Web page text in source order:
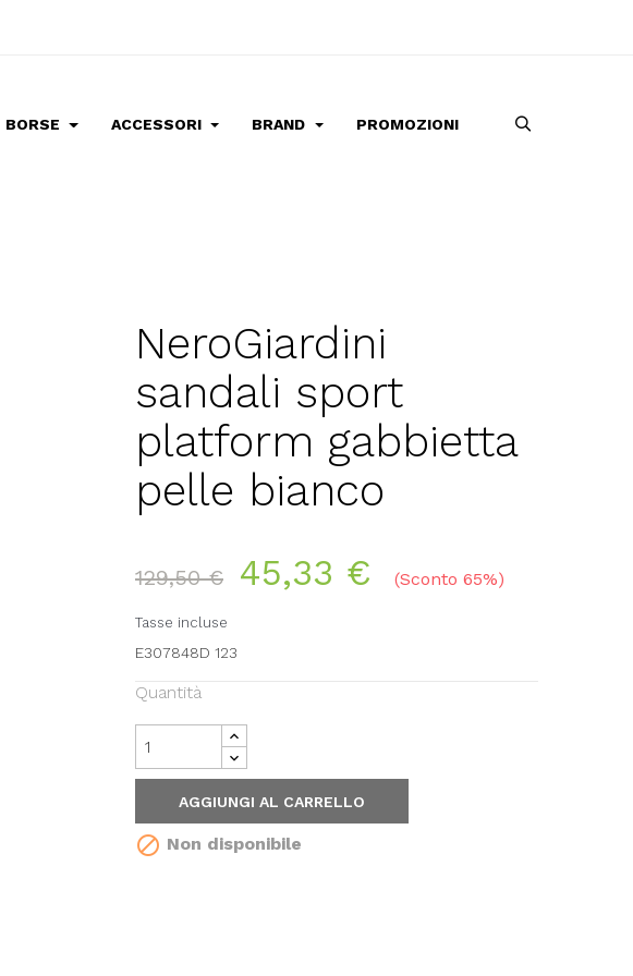
BORSE ACCESSORI BRAND PROMOZIONI
NeroGiardini
sandali sport
platform gabbietta
pelle bianco
129,50 € 45,33 € Sconto 65%
Tasse incluse
E307848D 123
Quantità
AGGIUNGI AL CARRELLO
 Non disponibile